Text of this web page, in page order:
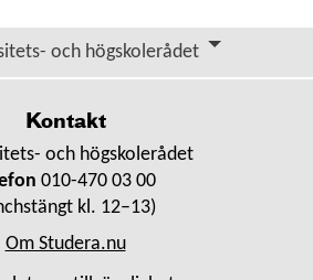
och högskolerådet
Kontakt
och högskolerådet
010-470 03 00
kl. 12–13)
Om Studera.nu